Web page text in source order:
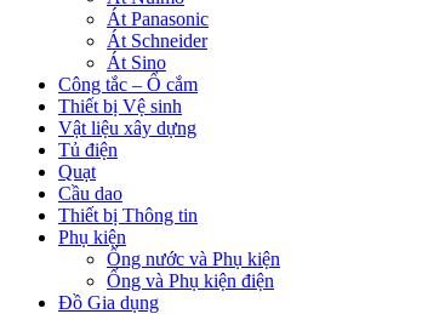
Át Panasonic
Át Schneider
Át Sino
Công tắc – Ổ cắm
Thiết bị Vệ sinh
Vật liệu xây dựng
Tủ điện
Quạt
Cầu dao
Thiết bị Thông tin
Phụ kiện
Ống nước và Phụ kiện
Ống và Phụ kiện điện
Đồ Gia dụng